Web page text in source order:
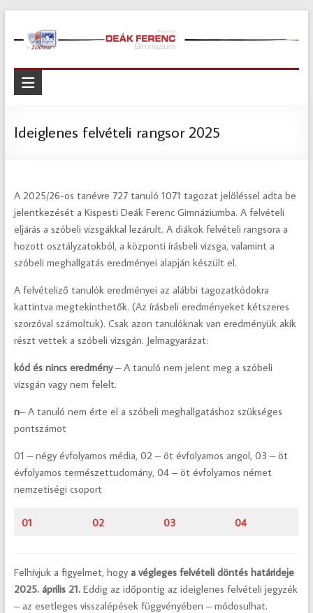
Kispesti
Ferenc
Deák
Ferenc
Gimnázium
Ideiglenes felvételi rangsor 2025
A 2025/26-os tanévre 727 tanuló 1071 tagozat jelöléssel adta be
jelentkezését a Kispesti Deák Ferenc Gimnáziumba. A felvételi
eljárás a szóbeli vizsgákkal lezárult. A diákok felvételi rangsora a
hozott osztályzatokból, a központi írásbeli vizsga, valamint a
szóbeli meghallgatás eredményei alapján készült el.
A felvételiző tanulók eredményei az alábbi tagozatkódokra
kattintva megtekinthetők. (Az írásbeli eredményeket kétszeres
szorzóval számoltuk). Csak azon tanulóknak van eredményük akik
részt vettek a szóbeli vizsgán. Jelmagyarázat:
kód és nincs eredmény– A tanuló nem jelent meg a szóbeli
vizsgán vagy nem felelt.
n– A tanuló nem érte el a szóbeli meghallgatáshoz szükséges
pontszámot
01 – négy évfolyamos média, 02 – öt évfolyamos angol, 03 – öt
évfolyamos természettudomány, 04 – öt évfolyamos német
nemzetiségi csoport
01 02 03 04
Felhívjuk a figyelmet, hogy a végleges felvételi döntés határideje
2025. április 21.Eddig az időpontig az ideiglenes felvételi jegyzék
– az esetleges visszalépések függvényében – módosulhat.